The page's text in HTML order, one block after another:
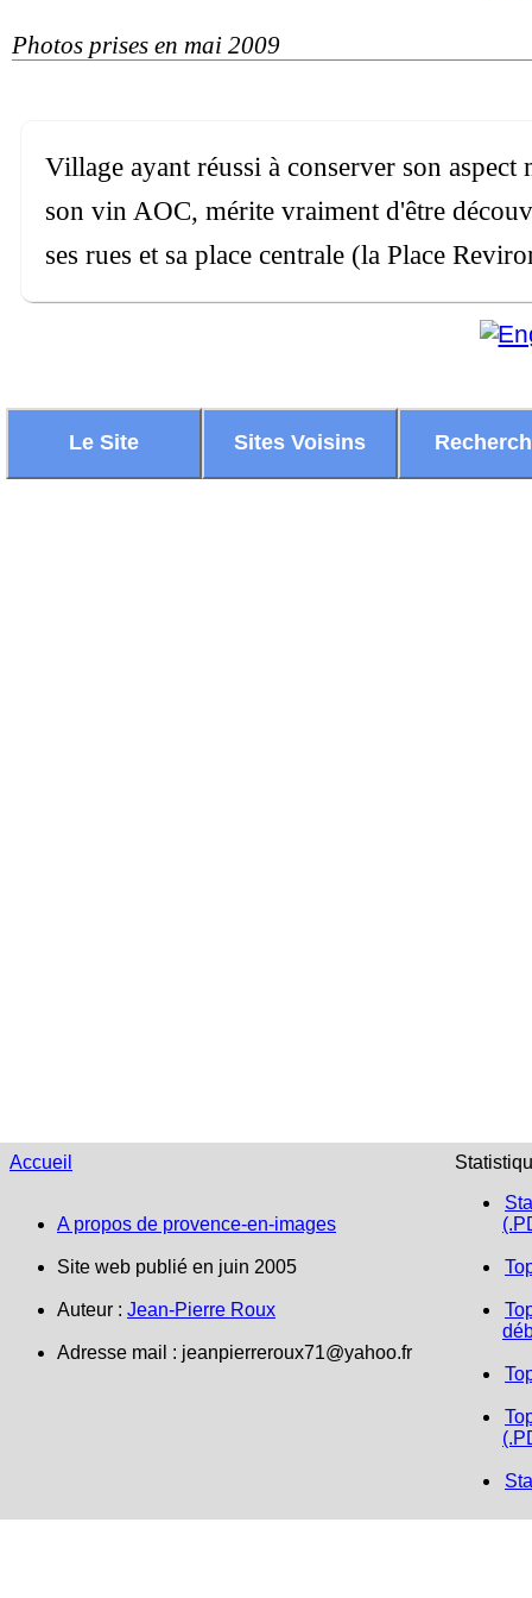
Photos prises en mai 2009
Village ayant réussi à conserver son
son vin AOC, mérite vraiment d'être
ses rues et sa place centrale (la Place
Le Site Sites Voisins
Accueil
A propos de provence-en-images
Site web publié en juin 2005
Auteur : Jean-Pierre Roux
Adresse mail : jeanpierreroux71@yahoo.fr